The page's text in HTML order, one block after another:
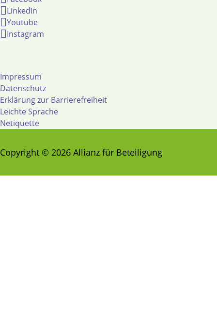
LinkedIn
Youtube
Instagram
Impressum
Datenschutz
Erklärung zur Barrierefreiheit
Leichte Sprache
Netiquette
Copyright © 2026 Allianz für Beteiligung